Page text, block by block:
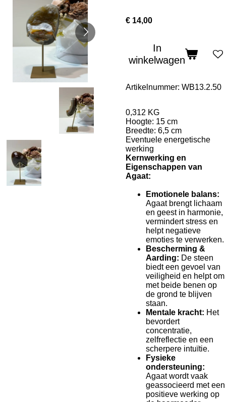
€ 14,00
In
winkelwagen
Artikelnummer: WB13.2.50
0,312 KG
Hoogte: 15 cm
Breedte: 6,5 cm
Eventuele energetische
werking
Kernwerking en
Eigenschappen van
Agaat:
Emotionele balans:
Agaat brengt lichaam
en geest in harmonie,
vermindert stress en
helpt negatieve
emoties te verwerken.
Bescherming &
Aarding: De steen
biedt een gevoel van
veiligheid en helpt om
met beide benen op
de grond te blijven
staan.
Mentale kracht: Het
bevordert
concentratie,
zelfreflectie en een
scherpere intuïtie.
Fysieke
ondersteuning:
Agaat wordt vaak
geassocieerd met een
positieve werking op